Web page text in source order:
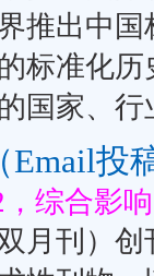
推出中
标准化
国家、
（Email投
综合影
月刊）